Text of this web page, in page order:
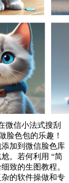
微信小法式搜刮
脸色包的乐趣！
加到微信脸色库
。若何利用 “简
致的生图教程。
的软件操做和专